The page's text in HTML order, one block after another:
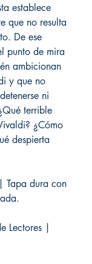
establece
que no resulta
De ese
punto de mira
ambicionan
y que no
ni
terrible
¿Cómo
despierta
Tapa dura con
Lectores |